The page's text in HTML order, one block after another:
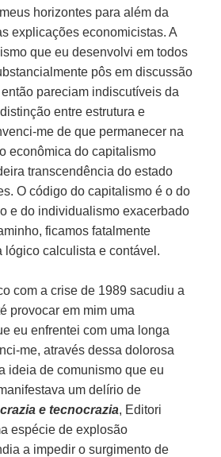
horizontes para além da
explicações economicistas. A
que eu desenvolvi em todos
pôs em discussão
pareciam indiscutíveis da
entre estrutura e
me de que permanecer na
econômica do capitalismo
transcendência do estado
O código do capitalismo é o do
e do individualismo exacerbado
ficamos fatalmente
lógico calculista e contável.
com a crise de 1989 sacudiu a
provocar em mim uma
eu enfrentei com uma longa
me, através dessa dolorosa
ideia de comunismo que eu
um delírio de
e tecnocrazia, Editori
espécie de explosão
a impedir o surgimento de